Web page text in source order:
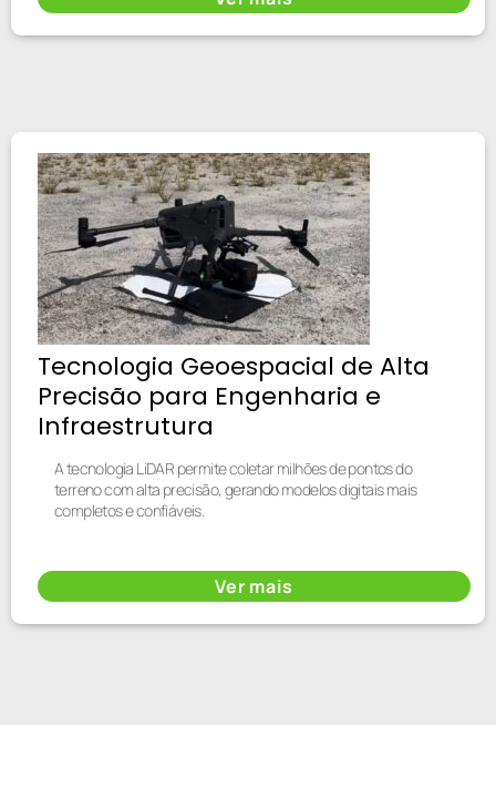
Tecnologia Geoespacial de Alta
Precisão para Engenharia e
Infraestrutura
A tecnologia LiDAR permite coletar milhões de pontos do
terreno com alta precisão, gerando modelos digitais mais
completos e confiáveis.
Ver mais